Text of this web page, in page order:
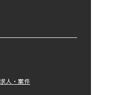
人・案件